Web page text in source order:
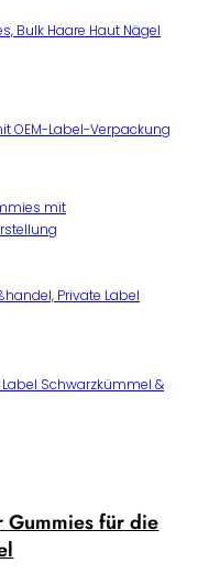
Bulk Haare Haut Nägel
OEM-Label-Verpackung
mit
Private Label
Schwarzkümmel &
für die